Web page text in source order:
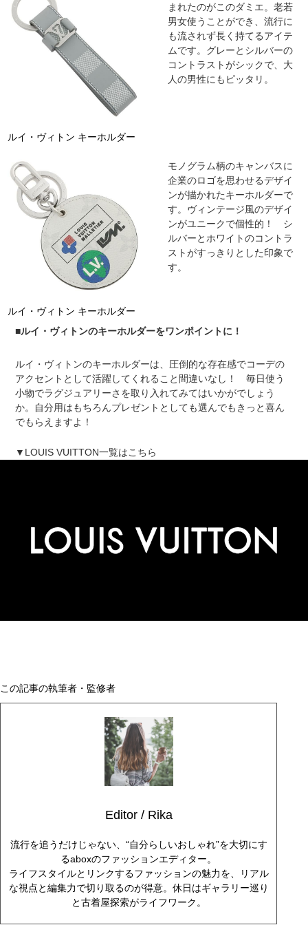
ルイ・ヴィトン キーホルダー
まれたのがこのダミエ。老若
男女使うことができ、流行に
も流されず長く持てるアイテ
ムです。グレーとシルバーの
コントラストがシックで、大
人の男性にもピッタリ。
ルイ・ヴィトン キーホルダー
モノグラム柄のキャンバスに
企業のロゴを思わせるデザイ
ンが描かれたキーホルダーで
す。ヴィンテージ風のデザイ
ンがユニークで個性的！ シ
ルバーとホワイトのコントラ
ストがすっきりとした印象で
す。
■ルイ・ヴィトンのキーホルダーをワンポイントに！
ルイ・ヴィトンのキーホルダーは、圧倒的な存在感でコーデの
アクセントとして活躍してくれること間違いなし！ 毎日使う
小物でラグジュアリーさを取り入れてみてはいかがでしょう
か。自分用はもちろんプレゼントとしても選んでもきっと喜ん
でもらえますよ！
▼LOUIS VUITTON一覧はこちら
この記事の執筆者・監修者
Editor / Rika
流行を追うだけじゃない、“自分らしいおしゃれ”を大切にす
るaboxのファッションエディター。
ライフスタイルとリンクするファッションの魅力を、リアル
な視点と編集力で切り取るのが得意。休日はギャラリー巡り
と古着屋探索がライフワーク。